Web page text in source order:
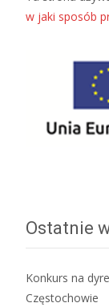
w jaki sposób
Ostatnie
Konkurs na
Częstochowie